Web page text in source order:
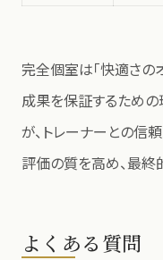
完全個室は「快適さの
成果を保証するため
が、トレーナーとの信
評価の質を高め、最終
よくある質問